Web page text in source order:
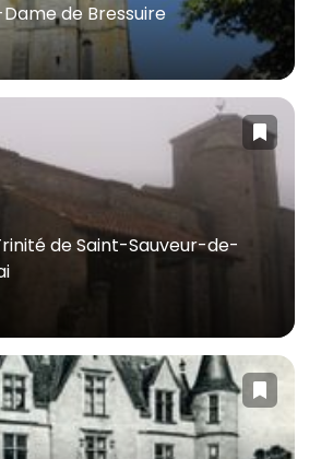
de Bressuire
de Saint-Sauveur-de-